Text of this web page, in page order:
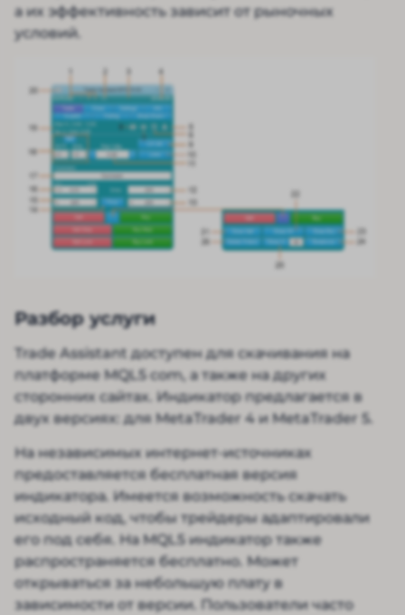
а их эффективность зависит от рыночных
условий.
Разбор услуги
Trade Assistant доступен для скачивания на
платформе MQL5 com, а также на других
сторонних сайтах. Индикатор предлагается в
двух версиях: для MetaTrader 4 и MetaTrader 5.
На независимых интернет-источниках
предоставляется бесплатная версия
индикатора. Имеется возможность скачать
исходный код, чтобы трейдеры адаптировали
его под себя. На MQL5 индикатор также
распространяется бесплатно. Может
открываться за небольшую плату в
зависимости от версии. Пользователи часто